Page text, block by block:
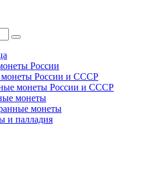
России
монеты России и СССР
монеты России и СССР
монеты
монеты
и палладия